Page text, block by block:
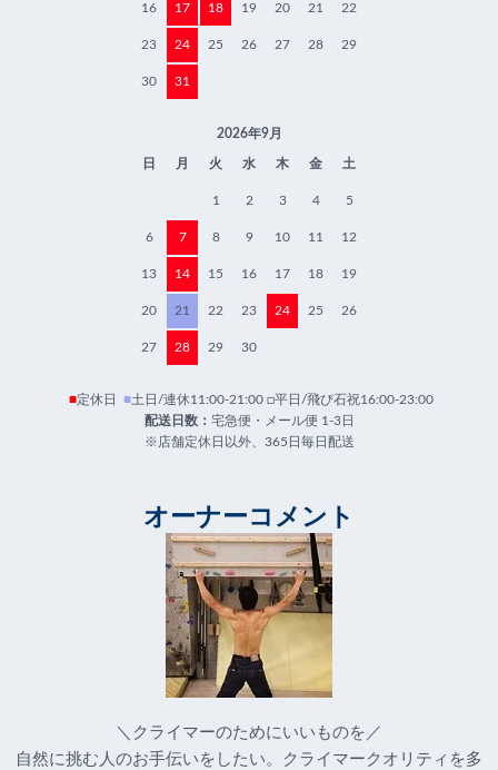
16 17 18 19 20 21 22
23 24 25 26 27 28 29
30 31
2026年9月
日 月 火 水 木 金 土
1 2 3 4 5
6 7 8 9 10 11 12
13 14 15 16 17 18 19
20 21 22 23 24 25 26
27 28 29 30
■定休日 ■土日/連休11:00-21:00 □平日/飛び石祝16:00-23:00
配送日数： 宅急便・メール便 1-3日
※店舗定休日以外、365日毎日配送
オーナーコメント
＼クライマーのためにいいものを／
自然に挑む人のお手伝いをしたい。クライマークオリティを多